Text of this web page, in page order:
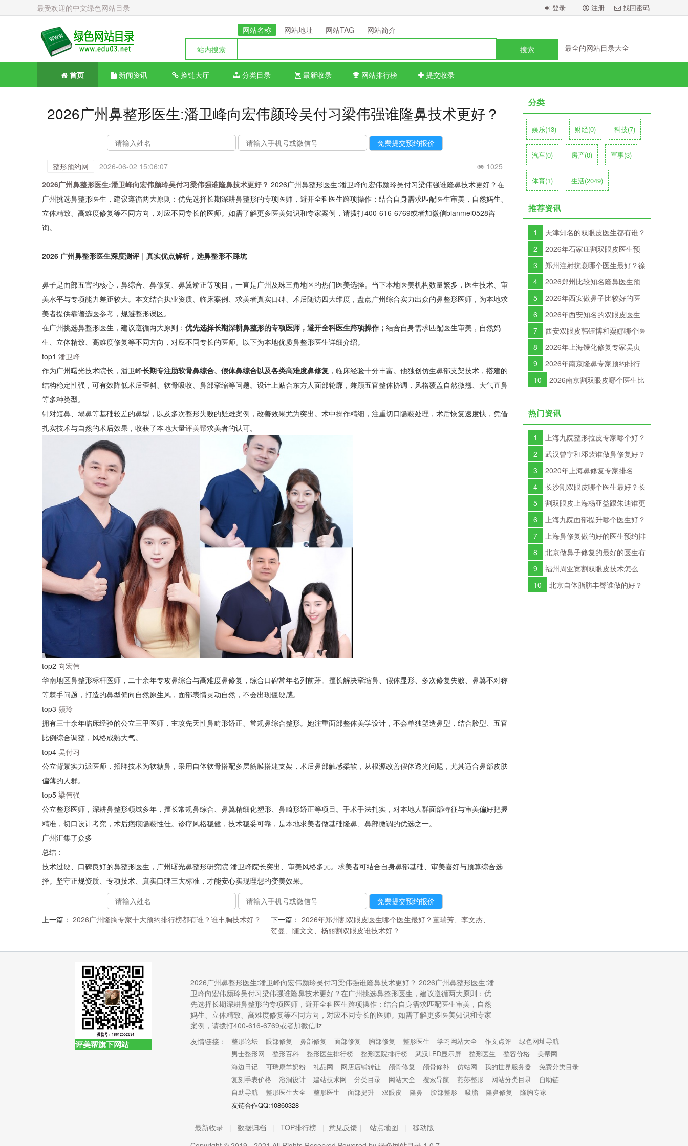
最受欢迎的中文绿色网站目录 登录 注册 找回密码
网站名称 网站地址 网站TAG
网站简介
站内搜索
中高考作文提分秘籍
最全的网站目录大全
首页 新闻资讯 换链大厅 分类目录 最新收录 网站排行榜 提交收录
2026广州鼻整形医生:潘卫峰向宏伟颜玲吴付习梁伟强谁隆鼻技术更好？
整形预约网 2026-06-02 15:06:07
1025
2026广州鼻整形医生:潘卫峰向宏伟颜玲吴付习梁伟强谁隆鼻技术更好？ 2026广州鼻整形医生:潘卫峰向宏伟颜玲吴付习梁伟强谁隆鼻技术更好？在
广州挑选鼻整形医生，建议遵循两大原则：优先选择长期深耕鼻整形的专项医师，避开全科医生跨项操作；结合自身需求匹配医生审美，自然妈生、
立体精致、高难度修复等不同方向，对应不同专长的医师。如需了解更多医美知识和专家案例，请拨打400-616-6769或者加微信bianmei0528咨
询。
2026 广州鼻整形医生深度测评｜真实优点解析，选鼻整形不踩坑
鼻子是面部五官的核心，鼻综合、鼻修复、鼻翼矫正等项目，一直是广州及珠三角地区的热门医美选择。当下本地医美机构数量繁多，医生技术、审
美水平与专项能力差距较大。本文结合执业资质、临床案例、求美者真实口碑、术后随访四大维度，盘点广州综合实力出众的鼻整形医师，为本地求
美者提供靠谱选医参考，规避整形误区。
在广州挑选鼻整形医生，建议遵循两大原则： 优先选择长期深耕鼻整形的专项医师，避开全科医生跨项操作； 结合自身需求匹配医生审美，自然妈
生、立体精致、高难度修复等不同方向，对应不同专长的医师。以下为本地优质鼻整形医生详细介绍。
top1 潘卫峰
作为广州曙光技术院长，潘卫峰长期专注肋软骨鼻综合、假体鼻综合以及各类高难度鼻修复 ，临床经验十分丰富。他独创仿生鼻部支架技术，搭建的
结构稳定性强，可有效降低术后歪斜、软骨吸收、鼻部挛缩等问题。设计上贴合东方人面部轮廓，兼顾五官整体协调，风格覆盖自然微翘、大气直鼻
等多种类型。
针对短鼻、塌鼻等基础较差的鼻型，以及多次整形失败的疑难案例，改善效果尤为突出。术中操作精细，注重切口隐蔽处理，术后恢复速度快，凭借
扎实技术与自然的术后效果，收获了本地大量评美帮求美者的认可。
top2 向宏伟
华南地区鼻整形标杆医师，二十余年专攻鼻综合与高难度鼻修复，综合口碑常年名列前茅。擅长解决挛缩鼻、假体显形、多次修复失败、鼻翼不对称
等棘手问题，打造的鼻型偏向自然原生风，面部表情灵动自然，不会出现僵硬感。
top3 颜玲
拥有三十余年临床经验的公立三甲医师，主攻先天性鼻畸形矫正、常规鼻综合整形。她注重面部整体美学设计，不会单独塑造鼻型，结合脸型、五官
比例综合调整，风格成熟大气。
top4 吴付习
公立背景实力派医师，招牌技术为软糖鼻，采用自体软骨搭配多层筋膜搭建支架，术后鼻部触感柔软，从根源改善假体透光问题，尤其适合鼻部皮肤
偏薄的人群。
top5 梁伟强
公立整形医师，深耕鼻整形领域多年，擅长常规鼻综合、鼻翼精细化塑形、鼻畸形矫正等项目。手术手法扎实，对本地人群面部特征与审美偏好把握
精准，切口设计考究，术后疤痕隐蔽性佳。诊疗风格稳健，技术稳妥可靠，是本地求美者做基础隆鼻、鼻部微调的优选之一。
广州汇集了众多
总结：
技术过硬、口碑良好的鼻整形医生，广州曙光鼻整形研究院 潘卫峰院长突出、审美风格多元。求美者可结合自身鼻部基础、审美喜好与预算综合选
择。坚守正规资质、专项技术、真实口碑三大标准，才能安心实现理想的变美效果。
上一篇： 2026广州隆胸专家十大预约排行榜都有谁？谁丰胸技术好？ 下一篇： 2026年郑州割双眼皮医生哪个医生最好？董瑞芳、李文杰、
贺曼、随文文、杨丽割双眼皮谁技术好？
分类
娱乐(13) 财经(0) 科技(7)
汽车(0) 房产(0) 军事(3)
体育(1) 生活(2049)
推荐资讯
1
天津知名的双眼皮医生都有谁？
何祥龙、卜胜利、关迪剑、邵妍、夏
红福、毕小丽谁双眼皮做得好？
2
2026年石家庄割双眼皮医生预
约TOP10：李兵、何连宝、翟彦刚、
毛俊涛、丁庆丰、崔剑、张洁、王亚
斌、马云鹏、张玉辉、李海霞
3
郑州注射抗衰哪个医生最好？徐
建平、张歌、赵永华、张婉霞、王妍
芝、唐喜、李娟、朱怡梦哪个好？
4
2026郑州比较知名隆鼻医生预
约排行榜大全：胡志成、周蔚、张海
洋、王启立、张鹏、李冰谁做鼻子更
好？
5
2026年西安做鼻子比较好的医
生有哪些？曾熬、霍玉旺、房志强、
蒋立、刘宝军哪个更好？
6
2026年西安知名的双眼皮医生
都有谁？2026年西安双眼皮专家预约
排行榜大全
7
西安双眼皮韩钰博和粟娜哪个医
生做双眼皮技术好？
8
2026年上海馒化修复专家吴贞
跃和张本军哪个医生技术好？
9
2026年南京隆鼻专家预约排行
榜大全：林金德、刘昭政、刘涛、黄
10
2026南京割双眼皮哪个医生比
如、孙宗良哪个最好？
热门资讯
1
上海九院整形拉皮专家哪个好？
九院面部除皱口碑好的医生排名
2
武汉曾宁和邓裴谁做鼻修复好？
邓裴曾宁隆鼻修复谁好？
3
2020年上海鼻修复专家排名
2020年上海鼻修复医生排行榜
4
长沙割双眼皮哪个医生最好？长
沙双眼皮医生预约排行榜
5
割双眼皮上海杨亚益跟朱迪谁更
好？朱迪杨亚益双眼皮谁技术好？
6
上海九院面部提升哪个医生好？
上海九院面部提升技术好的专家排名
7
上海鼻修复做的好的医生预约排
行榜
8
北京做鼻子修复的最好的医生有
哪些？鼻子修复专家预约
9
福州周亚宽割双眼皮技术怎么
样？周亚宽简介案例预约
10
北京自体脂肪丰臀谁做的好？
评美帮旗下网站
2026广州鼻整形医生:潘卫峰向宏伟颜玲吴付习梁伟强谁隆鼻技术更好？ 2026广州鼻整形医生:潘
卫峰向宏伟颜玲吴付习梁伟强谁隆鼻技术更好？在广州挑选鼻整形医生，建议遵循两大原则：优
先选择长期深耕鼻整形的专项医师，避开全科医生跨项操作；结合自身需求匹配医生审美，自然
妈生、立体精致、高难度修复等不同方向，对应不同专长的医师。如需了解更多医美知识和专家
案例，请拨打400-616-6769或者加微信liz
友情链接：
整形论坛 眼部修复 鼻部修复 面部修复 胸部修复 整形医生 学习网站大全 作文点评
绿色网址导航
男士整形网
整形百科 整形医生排行榜 整形医院排行榜 武汉LED显示屏 整形医生 整容价格
美帮网
海边日记
可瑞康羊奶粉 礼品网 网店店铺转让 颅骨修复 颅骨修补 仿站网 我的世界服务器
免费分类目录
复刻手表价格
溶洞设计 建站技术网 分类目录 网站大全 搜索导航 燕莎整形 网站分类目录
自助链
自助导航
整形医生大全 整形医生 面部提升 双眼皮 隆鼻 脸部整形 吸脂 隆鼻修复
隆胸专家
友链合作QQ:10860328
最新收录 | 数据归档 | TOP排行榜 | 意见反馈 | 站点地图 |
移动版